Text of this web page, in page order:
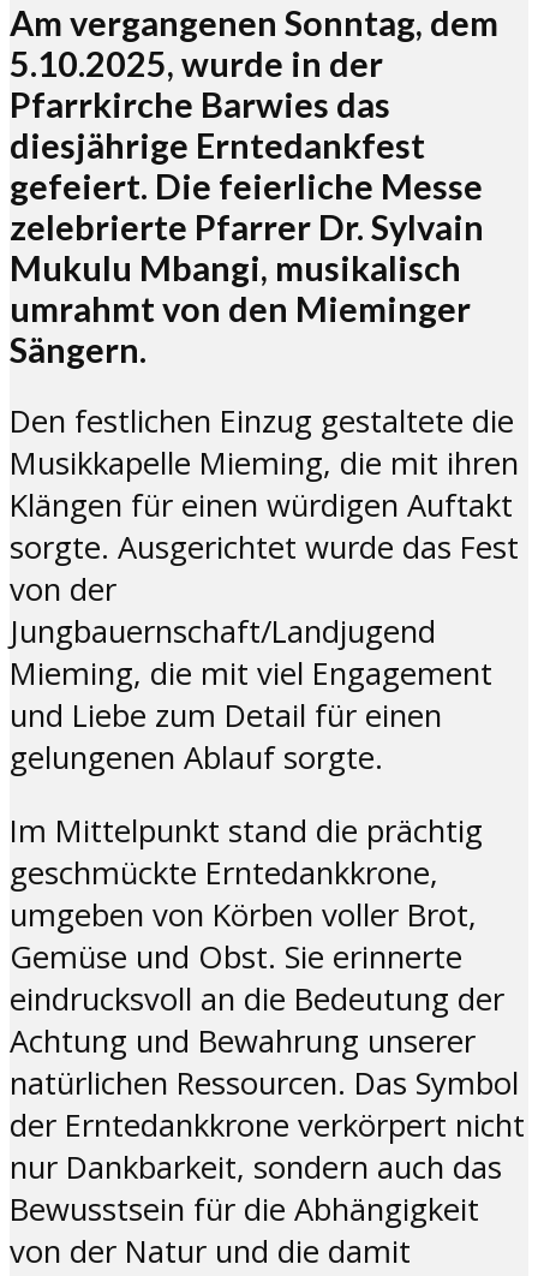
Am vergangenen Sonntag, dem
5.10.2025, wurde in der
Pfarrkirche Barwies das
diesjährige Erntedankfest
gefeiert. Die feierliche Messe
zelebrierte Pfarrer Dr. Sylvain
Mukulu Mbangi, musikalisch
umrahmt von den Mieminger
Sängern.
Den festlichen Einzug gestaltete die
Musikkapelle Mieming, die mit ihren
Klängen für einen würdigen Auftakt
sorgte. Ausgerichtet wurde das Fest
von der
Jungbauernschaft/Landjugend
Mieming, die mit viel Engagement
und Liebe zum Detail für einen
gelungenen Ablauf sorgte.
Im Mittelpunkt stand die prächtig
geschmückte Erntedankkrone,
umgeben von Körben voller Brot,
Gemüse und Obst. Sie erinnerte
eindrucksvoll an die Bedeutung der
Achtung und Bewahrung unserer
natürlichen Ressourcen. Das Symbol
der Erntedankkrone verkörpert nicht
nur Dankbarkeit, sondern auch das
Bewusstsein für die Abhängigkeit
von der Natur und die damit